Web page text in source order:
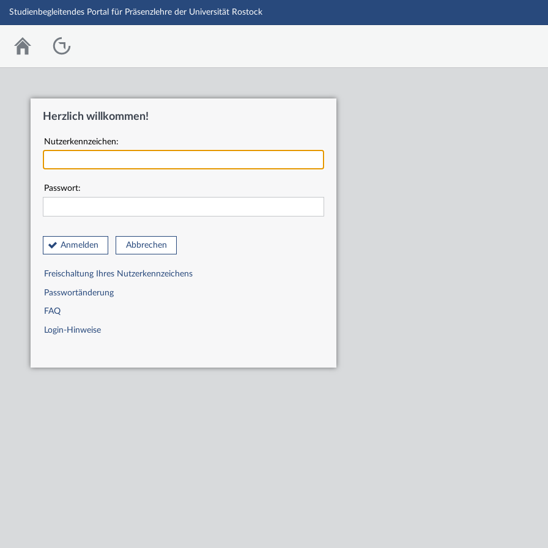
Studienbegleitendes Portal für Präsenzlehre der Universität Rostock
Herzlich willkommen!
Nutzerkennzeichen:
Passwort:
Anmelden Abbrechen
Freischaltung Ihres Nutzerkennzeichens
Passwortänderung
FAQ
Login-Hinweise